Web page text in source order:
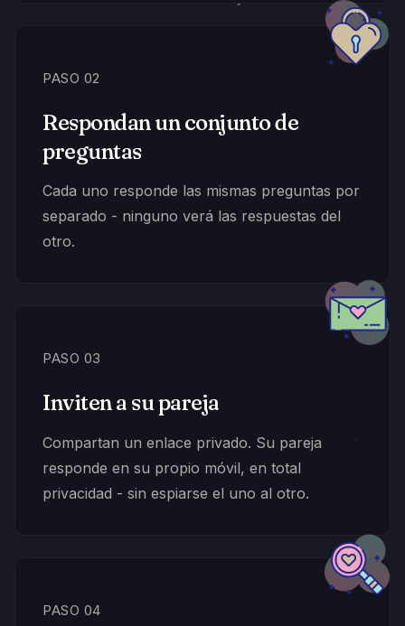
PASO 02
Respondan un conjunto de
preguntas
Cada uno responde las mismas preguntas por
separado - ninguno verá las respuestas del
otro.
PASO 03
Inviten a su pareja
Compartan un enlace privado. Su pareja
responde en su propio móvil, en total
privacidad - sin espiarse el uno al otro.
PASO 04